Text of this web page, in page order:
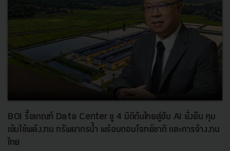
BOI รื้อเกณฑ์ Data Center ชู 4 มิติดันไทยสู่ฮับ AI ยั่งยืน คุม
เข้มใช้พลังงาน ทรัพยากรน้ำ พร้อมตอบโจทย์ชาติ และการจ้างงาน
ไทย